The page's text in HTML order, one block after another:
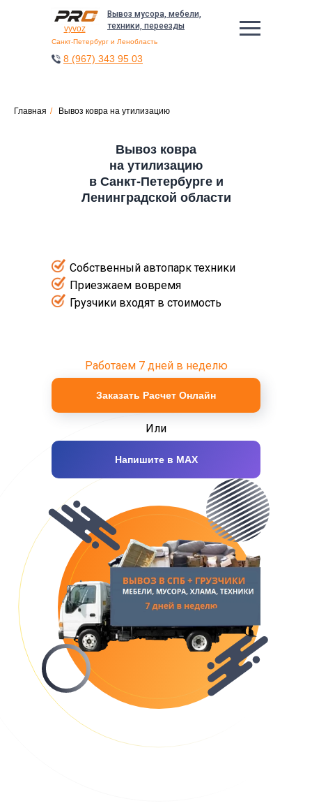
vyvoz
Вывоз мусора, мебели,
техники, переезды
Санкт-Петербург и Ленобласть
8 (967) 343 95 03
Главная / Вывоз ковра на утилизацию
Заказать Расчет Онлайн
Работаем 7 дней в неделю
Или
Напишите в MAX
Собственный автопарк техники
Приезжаем вовремя
Грузчики входят в стоимость
Вывоз ковра
на утилизацию
в Санкт-Петербурге и
Ленинградской области